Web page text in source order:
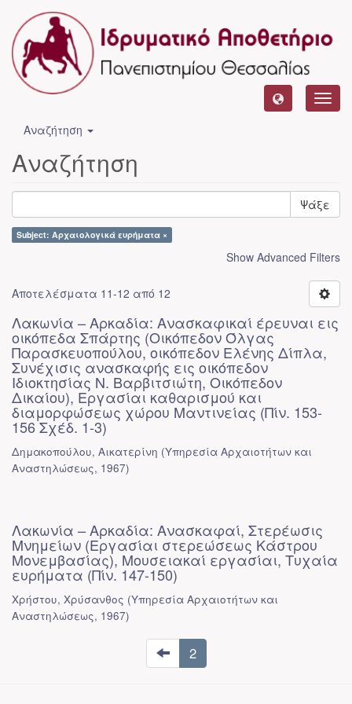
Αναζήτηση
Αναζήτηση
Ψάξε
Subject: Αρχαιολογικά ευρήματα ×
Show Advanced Filters
Αποτελέσματα 11-12 από 12
Λακωνία – Αρκαδία: Ανασκαφικαί έρευναι εις
οικόπεδα Σπάρτης (Οικόπεδον Όλγας
Παρασκευοπούλου, οικόπεδον Ελένης Δίπλα,
Συνέχισις ανασκαφής εις οικόπεδον
Ιδιοκτησίας Ν. Βαρβιτσιώτη, Οικόπεδον
Δικαίου), Εργασίαι καθαρισμού και
διαμορφώσεως χώρου Μαντινείας (Πίν. 153-
156 Σχέδ. 1-3)
Δημακοπούλου, Αικατερίνη (Υπηρεσία Αρχαιοτήτων και
Αναστηλώσεως, 1967)
Λακωνία – Αρκαδία: Ανασκαφαί, Στερέωσις
Μνημείων (Εργασίαι στερεώσεως Κάστρου
Μονεμβασίας), Μουσειακαί εργασίαι, Τυχαία
ευρήματα (Πίν. 147-150)
Χρήστου, Χρύσανθος (Υπηρεσία Αρχαιοτήτων και
Αναστηλώσεως, 1967)
2